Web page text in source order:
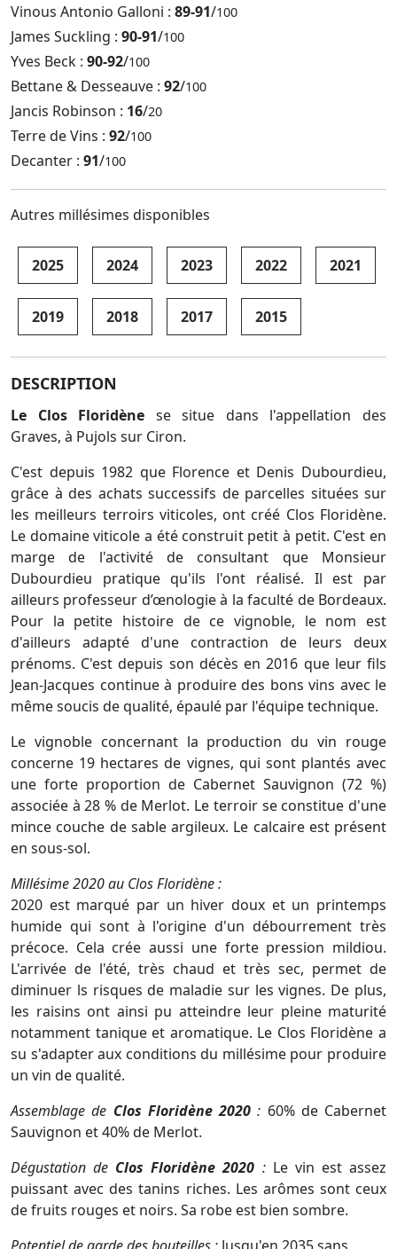
Vinous Antonio Galloni : 89-91/100
James Suckling : 90-91/100
Yves Beck : 90-92/100
Bettane & Desseauve : 92/100
Jancis Robinson : 16/20
Terre de Vins : 92/100
Decanter : 91/100
Autres millésimes disponibles
2025 2024 2023 2022 2021
2019 2018 2017 2015
DESCRIPTION
Le Clos Floridène se situe dans l'appellation des
Graves, à Pujols sur Ciron.
C'est depuis 1982 que Florence et Denis Dubourdieu,
grâce à des achats successifs de parcelles situées sur
les meilleurs terroirs viticoles, ont créé Clos Floridène.
Le domaine viticole a été construit petit à petit. C'est en
marge de l'activité de consultant que Monsieur
Dubourdieu pratique qu'ils l'ont réalisé. Il est par
ailleurs professeur d’œnologie à la faculté de Bordeaux.
Pour la petite histoire de ce vignoble, le nom est
d'ailleurs adapté d'une contraction de leurs deux
prénoms. C'est depuis son décès en 2016 que leur fils
Jean-Jacques continue à produire des bons vins avec le
même soucis de qualité, épaulé par l'équipe technique.
Le vignoble concernant la production du vin rouge
concerne 19 hectares de vignes, qui sont plantés avec
une forte proportion de Cabernet Sauvignon (72 %)
associée à 28 % de Merlot. Le terroir se constitue d'une
mince couche de sable argileux. Le calcaire est présent
en sous-sol.
Millésime 2020 au Clos Floridène :
2020 est marqué par un hiver doux et un printemps
humide qui sont à l'origine d'un débourrement très
précoce. Cela crée aussi une forte pression mildiou.
L'arrivée de l'été, très chaud et très sec, permet de
diminuer ls risques de maladie sur les vignes. De plus,
les raisins ont ainsi pu atteindre leur pleine maturité
notamment tanique et aromatique. Le Clos Floridène a
su s'adapter aux conditions du millésime pour produire
un vin de qualité.
Assemblage de Clos Floridène 2020: 60% de Cabernet
Sauvignon et 40% de Merlot.
Dégustation de Clos Floridène 2020 : Le vin est assez
puissant avec des tanins riches. Les arômes sont ceux
de fruits rouges et noirs. Sa robe est bien sombre.